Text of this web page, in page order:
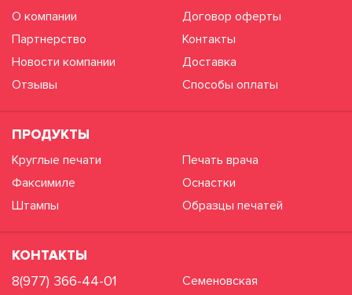
О компании
Партнерство
Новости компании
Отзывы
Договор оферты
Контакты
Доставка
Способы оплаты
ПРОДУКТЫ
Круглые печати
Факсимиле
Штампы
Печать врача
Оснастки
Образцы печатей
КОНТАКТЫ
8(977) 366-44-01
Семеновская